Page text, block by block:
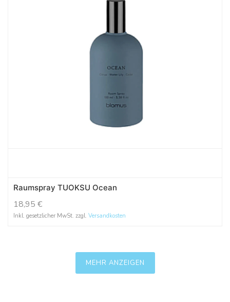
Raumspray TUOKSU Ocean
18,95 €
Inkl. gesetzlicher MwSt. zzgl. Versandkosten
MEHR ANZEIGEN